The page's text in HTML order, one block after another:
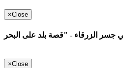
×Close
×Close